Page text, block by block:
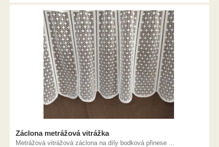
Záclona metrážová vitrážka
Metrážová vitrážová záclona na díly bodková přinese ...